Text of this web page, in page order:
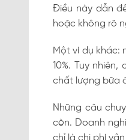
Điều này dẫn
hoặc không rõ
Một ví dụ khác:
10%. Tuy
chất lượng bữa
Những câu
còn. Doanh